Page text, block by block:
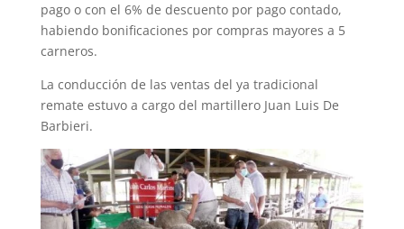
pago o con el 6% de descuento por pago contado,
habiendo bonificaciones por compras mayores a 5
carneros.
La conducción de las ventas del ya tradicional
remate estuvo a cargo del martillero Juan Luis De
Barbieri.